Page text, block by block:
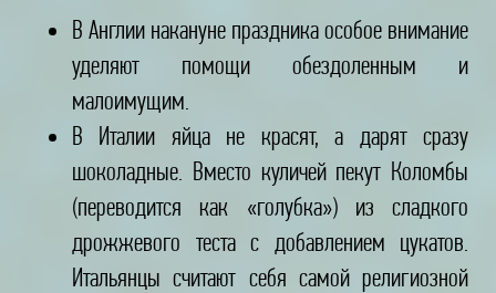
В Англии накануне праздника особое внимание
уделяют помощи обездоленным и
малоимущим.
В Италии яйца не красят, а дарят сразу
шоколадные. Вместо куличей пекут Коломбы
(переводится как «голубка») из сладкого
дрожжевого теста с добавлением цукатов.
Итальянцы считают себя самой религиозной